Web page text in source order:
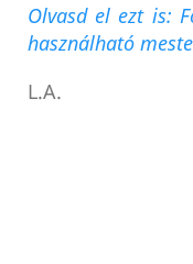
Olvasd el ezt is:
használható
L.A.